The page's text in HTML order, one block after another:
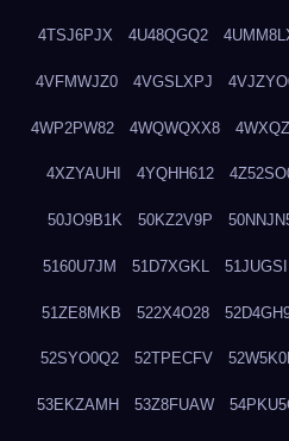
4TSJ6PJX 4U48QGQ2
4VFMWJZ0 4VGSLXPJ
4WP2PW82 4WQWQXX8
4XZYAUHI 4YQHH612
50JO9B1K 50KZ2V9P
5160U7JM 51D7XGKL
51ZE8MKB 522X4O28
52SYO0Q2 52TPECFV
53EKZAMH 53Z8FUAW